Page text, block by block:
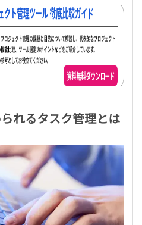
れるタスク管理とは